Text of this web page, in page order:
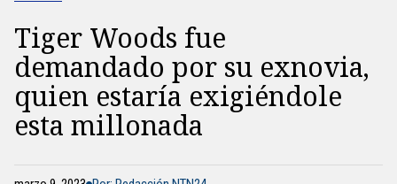
Tiger Woods fue
demandado por su exnovia,
quien estaría exigiéndole
esta millonada